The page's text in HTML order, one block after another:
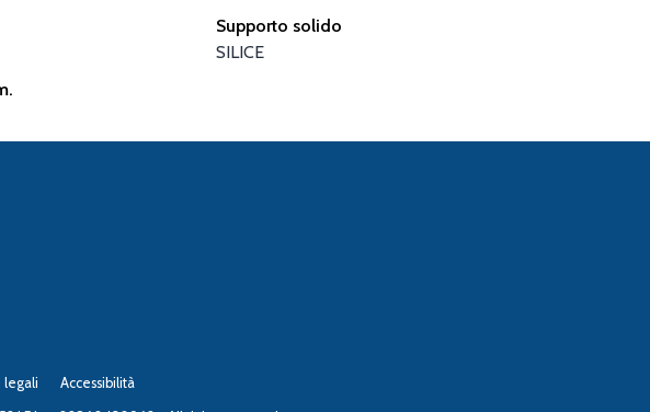
Supporto solido
SILICE
legali Accessibilità